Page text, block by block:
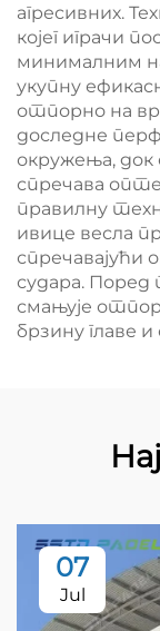
агресивних.
којег играчи
минималним
укупну
отпорно на
доследне
окружења, док
спречава
правилну
ивице весла
спречавајући
судара. Поред
смањује отпор
брзину главе
07
Jul